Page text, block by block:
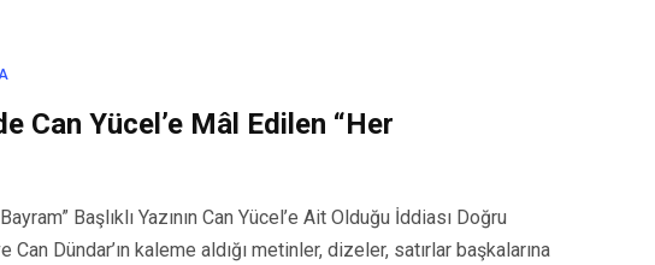
Can Yücel’e Mâl Edilen “Her
Başlıklı Yazının Can Yücel’e Ait Olduğu İddiası Doğru
Dündar’ın kaleme aldığı metinler, dizeler, satırlar başkalarına